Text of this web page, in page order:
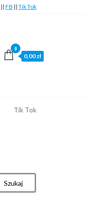
|| FB || Tik Tok
0
0,00 zł
Tik Tok